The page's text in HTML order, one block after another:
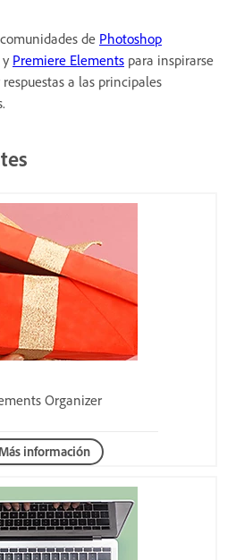
de Photoshop
y Premiere Elements para inspirarse
a las principales
Organizer
Más información